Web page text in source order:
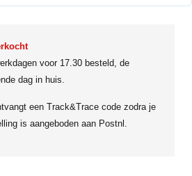
voor 17.30 besteld, de
dag in huis.
een Track&Trace code zodra je
is aangeboden aan Postnl.